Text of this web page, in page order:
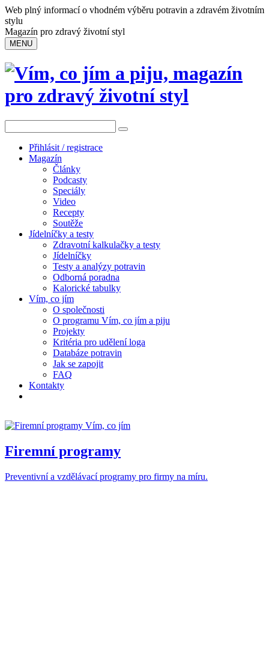
Web plný informací o vhodném výběru potravin a zdravém životním
stylu
Magazín pro zdravý životní styl
MENU
Přihlásit / registrace
Magazín
Články
Podcasty
Speciály
Video
Recepty
Soutěže
Jídelníčky a testy
Zdravotní kalkulačky a testy
Jídelníčky
Testy a analýzy potravin
Odborná poradna
Kalorické tabulky
Vím, co jím
O společnosti
O programu Vím, co jím a piju
Projekty
Kritéria pro udělení loga
Databáze potravin
Jak se zapojit
FAQ
Kontakty
Firemní programy
Preventivní a vzdělávací programy pro firmy na míru.